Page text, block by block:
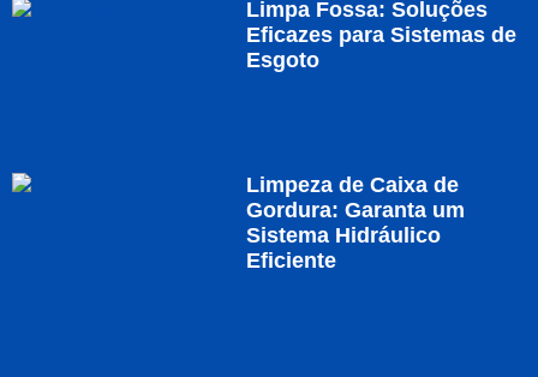
Limpa Fossa: Soluções
Eficazes para Sistemas de
Esgoto
Limpeza de Caixa de
Gordura: Garanta um
Sistema Hidráulico
Eficiente